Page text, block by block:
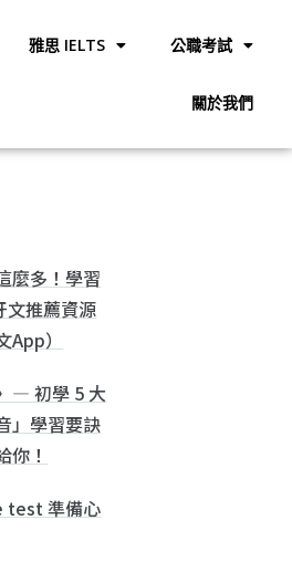
雅思 IELTS 公職考試
關於我們
麼多！學習
文推薦資源
）
— 初學 5 大
」學習要訣
你！
test 準備心